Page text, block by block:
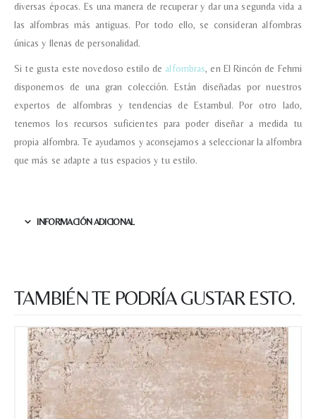
diversas épocas. Es una manera de recuperar y dar una segunda vida a
las alfombras más antiguas. Por todo ello, se consideran alfombras
únicas y llenas de personalidad.
Si te gusta este novedoso estilo de alfombras, en El Rincón de Fehmi
disponemos de una gran colección. Están diseñadas por nuestros
expertos de alfombras y tendencias de Estambul. Por otro lado,
tenemos los recursos suficientes para poder diseñar a medida tu
propia alfombra. Te ayudamos y aconsejamos a seleccionar la alfombra
que más se adapte a tus espacios y tu estilo.
INFORMACIÓN ADICIONAL
TAMBIÉN TE PODRÍA GUSTAR ESTO.